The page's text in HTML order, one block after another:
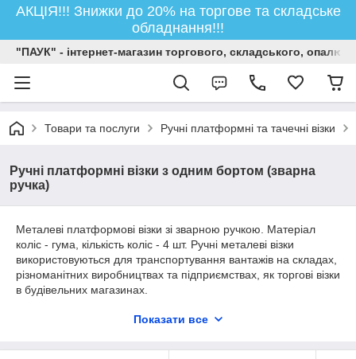
АКЦІЯ!!! Знижки до 20% на торгове та складське
обладнання!!!
"ПАУК" - інтернет-магазин торгового, складського,
Товари та послуги Ручні платформні та тачечні візки
Ручні платформні візки з одним бортом (зварна
ручка)
Металеві платформові візки зі зварною ручкою. Матеріал
коліс - гума, кількість коліс - 4 шт. Ручні металеві візки
використовуються для транспортування вантажів на складах,
різноманітних виробництвах та підприємствах, як торгові візки
в будівельних магазинах.
600х1000 мм, 700х1250 мм, 700х1500 мм. Діаметр коліс :
Показати все